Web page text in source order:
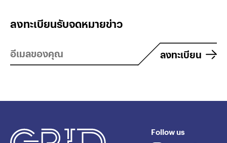
ลงทะเบียนรับจดหมายข่าว
ลงทะเบียน
Follow us